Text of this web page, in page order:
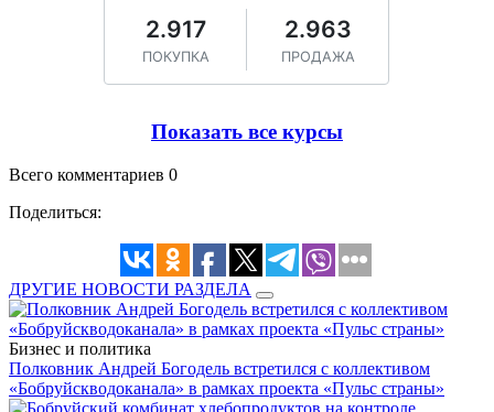
Показать все курсы
Всего комментариев 0
Поделиться:
ДРУГИЕ НОВОСТИ РАЗДЕЛА
Бизнес и политика
Полковник Андрей Богодель встретился с коллективом
«Бобруйскводоканала» в рамках проекта «Пульс страны»